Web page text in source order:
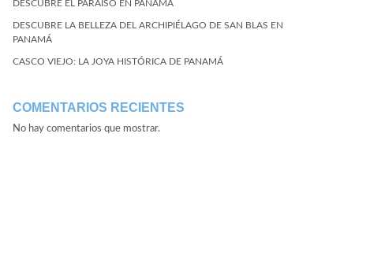
DESCUBRE EL PARAÍSO EN PANAMÁ
DESCUBRE LA BELLEZA DEL ARCHIPIÉLAGO DE SAN BLAS EN
PANAMÁ
CASCO VIEJO: LA JOYA HISTÓRICA DE PANAMÁ
COMENTARIOS RECIENTES
No hay comentarios que mostrar.